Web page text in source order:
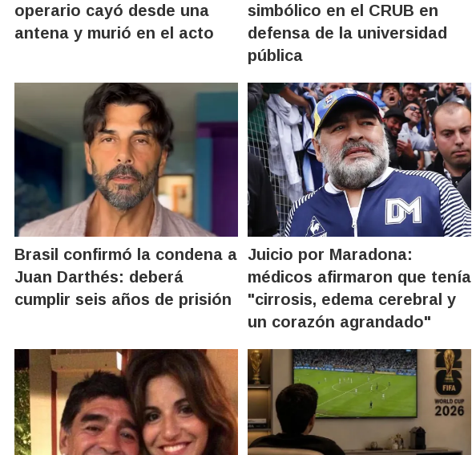
operario cayó desde una
antena y murió en el acto
simbólico en el CRUB en
defensa de la universidad
pública
Brasil confirmó la condena a
Juan Darthés: deberá
cumplir seis años de prisión
Juicio por Maradona:
médicos afirmaron que tenía
"cirrosis, edema cerebral y
un corazón agrandado"